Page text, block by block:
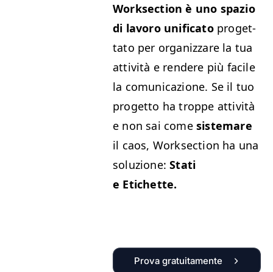
Work­sec­tion è uno spazio
di lavoro uni­fi­ca­to prog­et­
ta­to per orga­niz­zare la tua
attiv­ità e ren­dere più facile
la comu­ni­cazione. Se il tuo
prog­et­to ha troppe attiv­ità
e non sai come sis­temare
il caos, Work­sec­tion ha una
soluzione:Sta­ti
e Etichette.
Prova gratuitamente